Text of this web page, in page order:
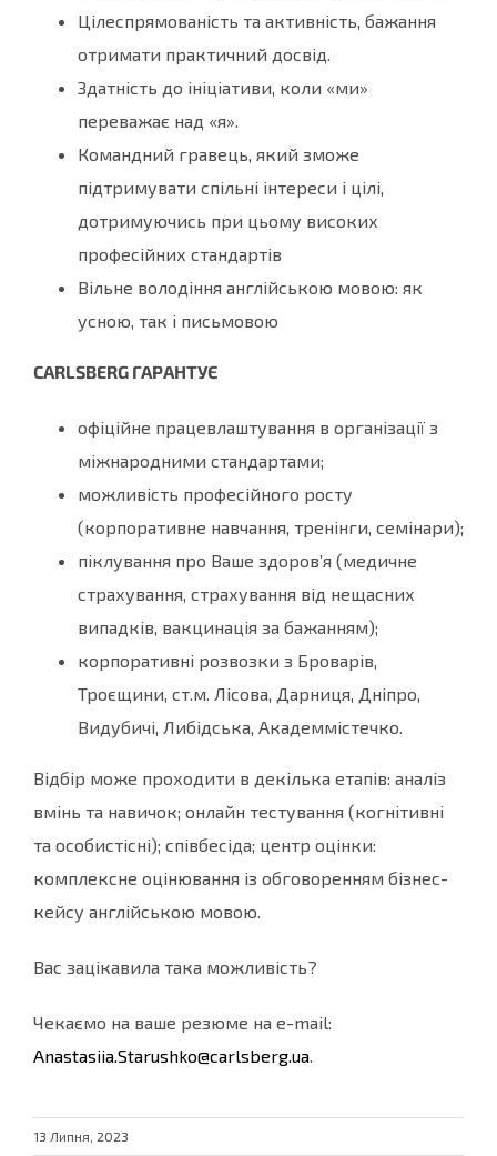
Цілеспрямованість та активність, бажання
отримати практичний досвід.
Здатність до ініціативи, коли «ми»
переважає над «я».
Командний гравець, який зможе
підтримувати спільні інтереси і цілі,
дотримуючись при цьому високих
професійних стандартів
Вільне володіння англійською мовою: як
усною, так і письмовою
CARLSBERG ГАРАНТУЄ
офіційне працевлаштування в організації з
міжнародними стандартами;
можливість професійного росту
(корпоративне навчання, тренінги, семінари);
піклування про Ваше здоров’я (медичне
страхування, страхування від нещасних
випадків, вакцинація за бажанням);
корпоративні розвозки з Броварів,
Троєщини, ст.м. Лісова, Дарниця, Дніпро,
Видубичі, Либідська, Академмістечко.
Відбір може проходити в декілька етапів: аналіз
вмінь та навичок; онлайн тестування (когнітивні
та особистісні); співбесіда; центр оцінки:
комплексне оцінювання із обговоренням бізнес-
кейсу англійською мовою.
Вас зацікавила така можливість?
Чекаємо на ваше резюме на e-mail:
Anastasiia.Starushko@carlsberg.ua.
13 Липня, 2023